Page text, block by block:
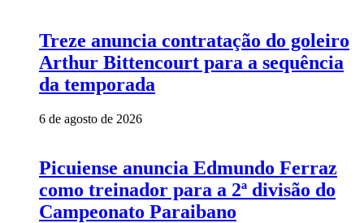
Treze anuncia contratação do goleiro
Arthur Bittencourt para a sequência
da temporada
6 de agosto de 2026
Picuiense anuncia Edmundo Ferraz
como treinador para a 2ª divisão do
Campeonato Paraibano